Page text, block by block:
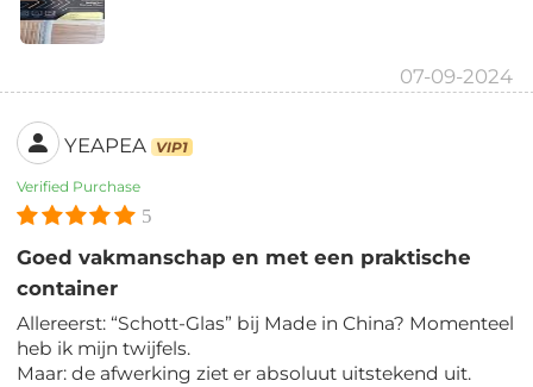
07-09-2024
YEAPEA VIP1
Verified Purchase
5
Goed vakmanschap en met een praktische
container
Allereerst: “Schott-Glas” bij Made in China? Momenteel
heb ik mijn twijfels.
Maar: de afwerking ziet er absoluut uitstekend uit.